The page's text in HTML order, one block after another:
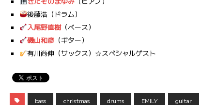
後藤浩（ドラム）
入尾野直樹（ベース）
磯山和彦（ギター）
有川尚伸（サックス）☆スペシャルゲスト
bass christmas drums EMILY guitar